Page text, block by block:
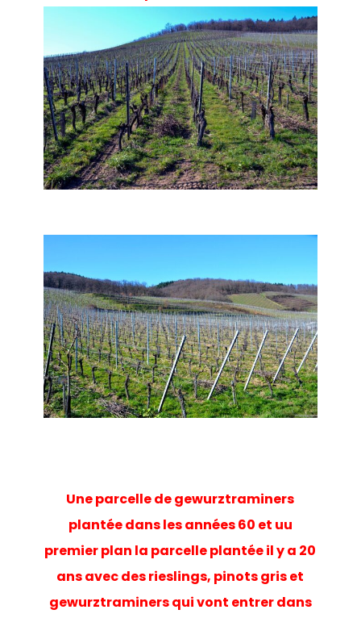
Une parcelle de gewurztraminers
plantée dans les années 60 et uu
premier plan la parcelle plantée il y a 20
ans avec des rieslings, pinots gris et
gewurztraminers qui vont entrer dans